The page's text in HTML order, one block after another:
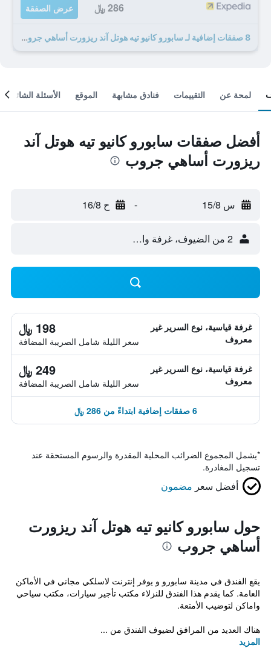
286 ﷼ عرض الصفقة
8 صفقات إضافية لـ سابورو كانيو تيه هوتل آند ريزورت أساهي جروب
لمحة عن التقييمات فنادق مشابهة الموقع الأسئلة الشائعة
أفضل صفقات سابورو كانيو تيه هوتل آند
ريزورت أساهي جروب
س 15/8 - ح 16/8
2 من الضيوف، غرفة واحدة
غرفة قياسية، نوع السرير غير
معروف
198 ﷼
سعر الليلة شامل الصريبة المضافة
غرفة قياسية، نوع السرير غير
معروف
249 ﷼
سعر الليلة شامل الصريبة المضافة
6 صفقات إضافية ابتداءً من 286 ﷼
*يشمل المجموع الضرائب المحلية المقدرة والرسوم المستحقة عند
تسجيل المغادرة.
أفضل سعر مضمون
حول سابورو كانيو تيه هوتل آند ريزورت
أساهي جروب
يقع الفندق في مدينة سابورو و يوفر إنترنت لاسلكي مجاني في الأماكن
العامة. كما يقدم هذا الفندق للنزلاء مكتب تأجير سيارات، مكتب سياحي
واماكن لتوضيب الأمتعة.
هناك العديد من المرافق لضيوف الفندق من ...
المزيد